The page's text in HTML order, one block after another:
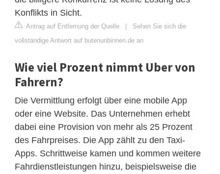
Konflikts in Sicht.
Antrag auf Entfernung der Quelle | Sehen Sie sich die
vollständige Antwort auf butenunbinnen.de an
Wie viel Prozent nimmt Uber von
Fahrern?
Die Vermittlung erfolgt über eine mobile App
oder eine Website. Das Unternehmen erhebt
dabei eine Provision von mehr als 25 Prozent
des Fahrpreises. Die App zählt zu den Taxi-
Apps. Schrittweise kamen und kommen weitere
Fahrdienstleistungen hinzu, beispielsweise die